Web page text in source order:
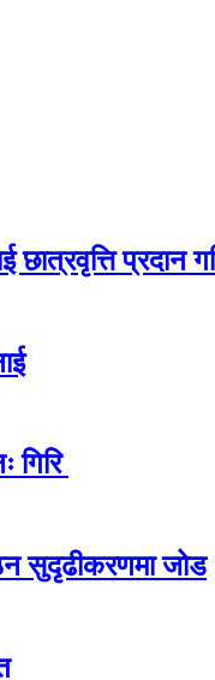
छात्रवृत्ति प्रदान
गिरि
सुदृढीकरणमा जोड